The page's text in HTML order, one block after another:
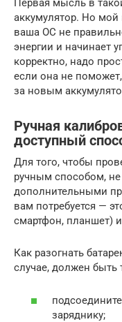
Первая мысль в
аккумулятор. Но
ваша ОС не
энергии и начинает
корректно, надо
если она не
за новым
Ручная
доступный
Для того, чтобы
ручным способом,
дополнительными
вам потребуется —
смартфон, планшет)
Как разогнать
случае, должен быть
заряднику;